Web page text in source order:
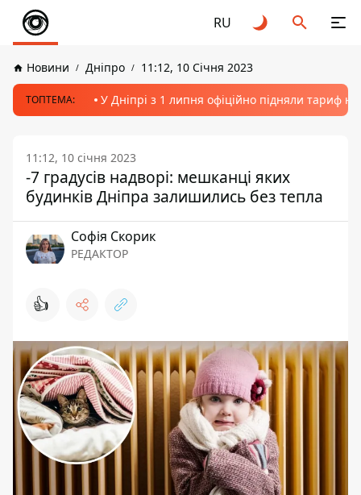
RU
Новини Дніпро 11:12, 10 Січня 2023
ТОПТЕМА: У Дніпрі з 1 липня офіційно підняли тариф
11:12, 10 січня 2023
-7 градусів надворі: мешканці яких
будинків Дніпра залишились без тепла
Софія Скорик
РЕДАКТОР
👍